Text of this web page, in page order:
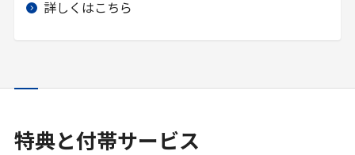
詳しくはこちら
特典と付帯サービス